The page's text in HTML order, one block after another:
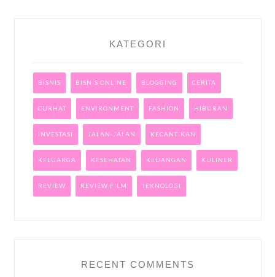
KATEGORI
BISNIS BISNIS ONLINE BLOGGING CERITA
CURHAT ENVIRONMENT FASHION HIBURAN
INVESTASI JALAN-JALAN KECANTIKAN
KELUARGA KESEHATAN KEUANGAN KULINER
REVIEW REVIEW FILM TEKNOLOGI
RECENT COMMENTS